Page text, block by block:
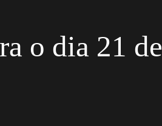
o dia 21 de